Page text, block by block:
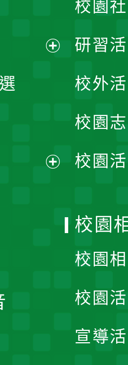
單
校園
研習
校外
校園
校園
校園
校園
校園
宣導